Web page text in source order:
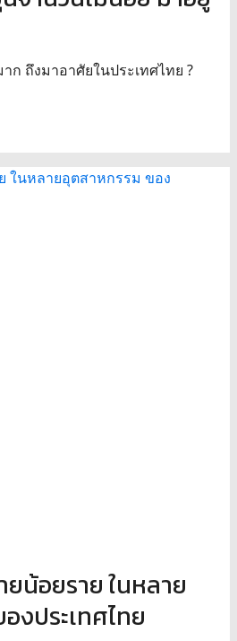
ถึงมาอาศัยในประเทศไทย ?
น้อยราย ในหลาย
งประเทศไทย